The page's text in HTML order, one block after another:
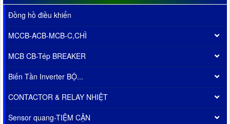
Đồng hồ điều khiển
MCCB-ACB-MCB-C,CHÌ
MCB CB-Tép BREAKER
Biến Tần Inverter BỘ...
CONTACTOR & RELAY NHIỆT
Sensor quang-TIỆM CẬN